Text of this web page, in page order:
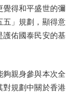
覺得和平盛世的彌
五」規劃，顯得意
護佑國泰民安的基
親身參與本次全
對規劃中關於香港